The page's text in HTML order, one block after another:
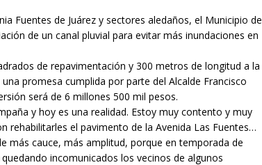
Fuentes de Juárez y sectores aledaños, el Municipio de
de un canal pluvial para evitar más inundaciones en
de repavimentación y 300 metros de longitud a la
promesa cumplida por parte del Alcalde Francisco
será de 6 millones 500 mil pesos.
y hoy es una realidad. Estoy muy contento y muy
rehabilitarles el pavimento de la Avenida Las Fuentes…
más cauce, más amplitud, porque en temporada de
incomunicados los vecinos de algunos